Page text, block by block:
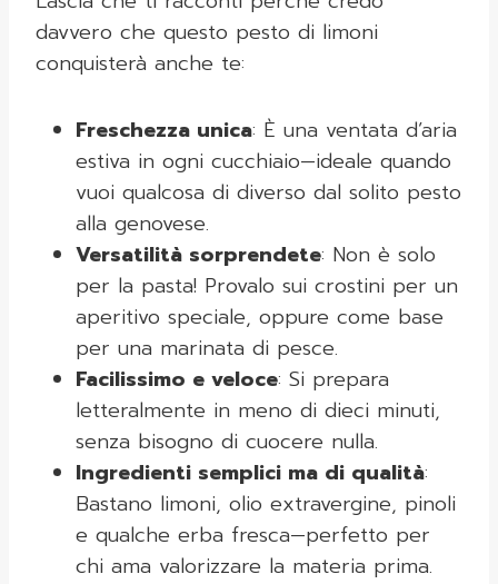
davvero che questo pesto di limoni
conquisterà anche te:
Freschezza unica: È una ventata d’aria
estiva in ogni cucchiaio—ideale quando
vuoi qualcosa di diverso dal solito pesto
alla genovese.
Versatilità sorprendete: Non è solo
per la pasta! Provalo sui crostini per un
aperitivo speciale, oppure come base
per una marinata di pesce.
Facilissimo e veloce: Si prepara
letteralmente in meno di dieci minuti,
senza bisogno di cuocere nulla.
Ingredienti semplici ma di qualità:
Bastano limoni, olio extravergine, pinoli
e qualche erba fresca—perfetto per
chi ama valorizzare la materia prima.